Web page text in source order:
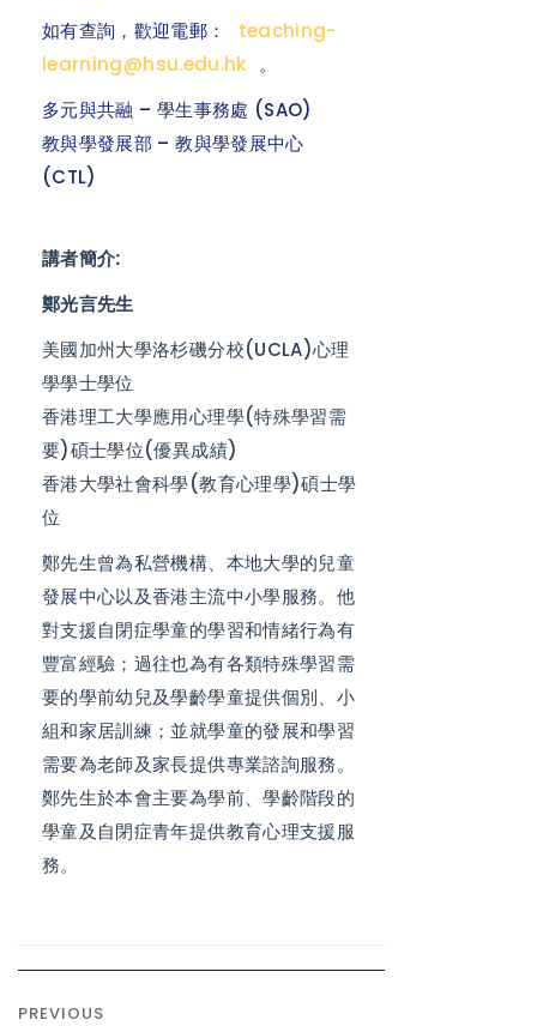
如有查詢，歡迎電郵：
teaching-
learning@hsu.edu.hk 。
多元與共融 – 學生事務處 (SAO)
教與學發展部 – 教與學發展中心
(CTL)
講者簡介:
鄭光言先生
美國加州大學洛杉磯分校(UCLA)心理
學學士學位
香港理工大學應用心理學(特殊學習需
要)碩士學位(優異成績)
香港大學社會科學(教育心理學)碩士學
位
鄭先生曾為私營機構、本地大學的兒童
發展中心以及香港主流中小學服務。他
對支援自閉症學童的學習和情緒行為有
豐富經驗；過往也為有各類特殊學習需
要的學前幼兒及學齡學童提供個別、小
組和家居訓練；並就學童的發展和學習
需要為老師及家長提供專業諮詢服務。
鄭先生於本會主要為學前、學齡階段的
學童及自閉症青年提供教育心理支援服
務。
PREVIOUS